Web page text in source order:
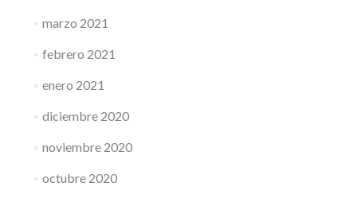
marzo 2021
febrero 2021
enero 2021
diciembre 2020
noviembre 2020
octubre 2020